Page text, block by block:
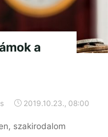
a
2019.10.23., 08:00
szakirodalom